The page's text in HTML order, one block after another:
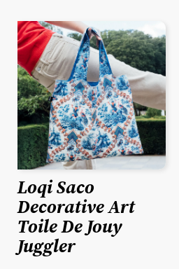
Loqi Saco
Decorative Art
Toile De Jouy
Juggler